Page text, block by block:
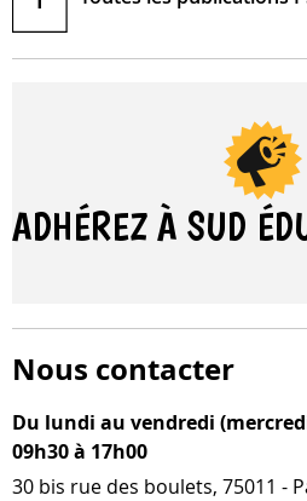
ADHÉREZ À SUD
Nous contacter
Du lundi au vendredi
09h30 à 17h00
30 bis rue des boulets, 75011 -